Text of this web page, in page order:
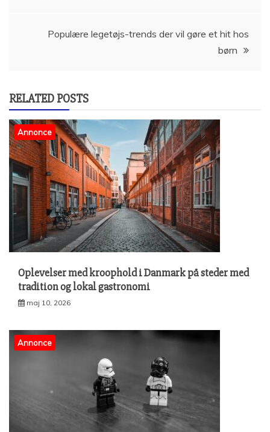
Populære legetøjs-trends der vil gøre et hit hos
børn
RELATED POSTS
Annonce
Oplevelser med kroophold i Danmark på steder med
tradition og lokal gastronomi
maj 10, 2026
Annonce